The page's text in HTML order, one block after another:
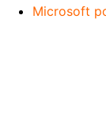
Microsoft